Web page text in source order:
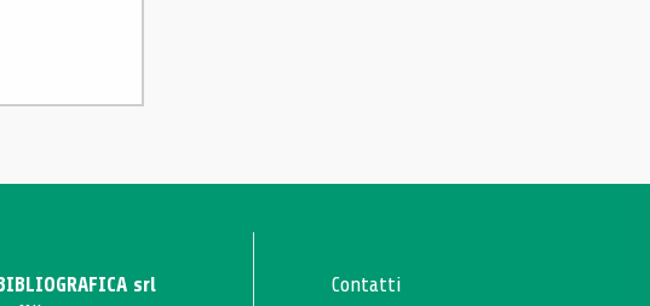
srl
Contatti